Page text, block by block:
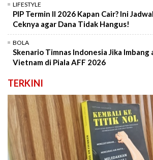
LIFESTYLE
PIP Termin II 2026 Kapan Cair? Ini
Ceknya agar Dana Tidak Hangus!
BOLA
Skenario Timnas Indonesia Jika Imbang
Vietnam di Piala AFF 2026
TERKINI